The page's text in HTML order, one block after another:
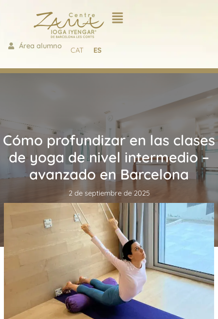
Área alumno
CAT ES
Cómo profundizar en las clases
de yoga de nivel intermedio –
avanzado en Barcelona
2 de septiembre de 2025